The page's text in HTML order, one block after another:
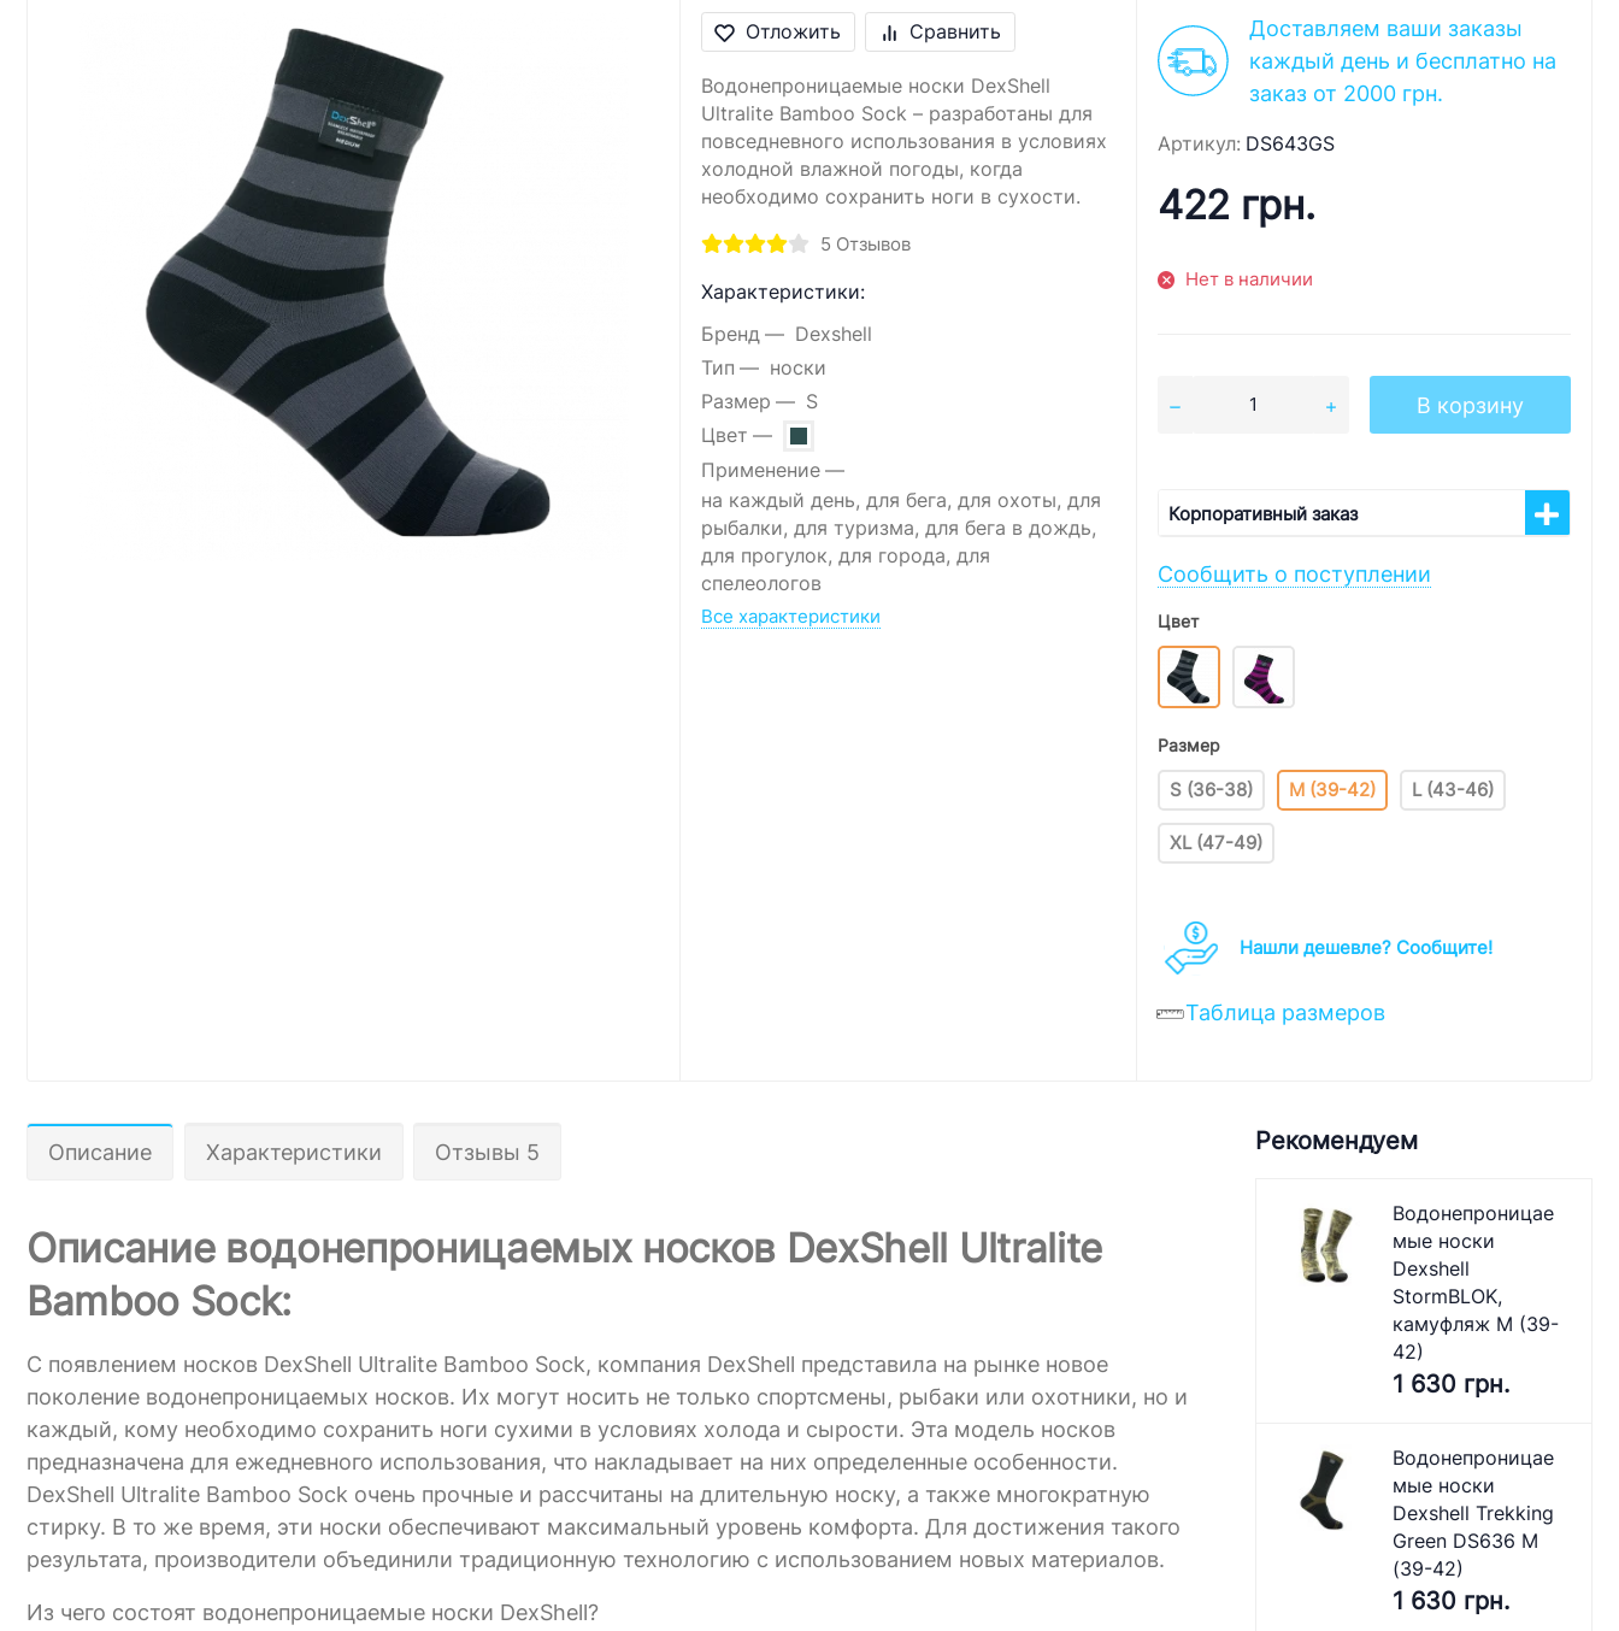
Отложить Сравнить
Водонепроницаемые носки DexShell
Ultralite Bamboo Sock – разработаны для
повседневного использования в условиях
холодной влажной погоды, когда
необходимо сохранить ноги в сухости.
5 Отзывов
Характеристики:
Бренд
Dexshell
Тип
носки
Размер
S
Цвет
Применение
на каждый день, для бега, для охоты, для
рыбалки, для туризма, для бега в дождь,
для прогулок, для города, для
спелеологов
Все характеристики
Доставляем ваши заказы
каждый день и бесплатно на
заказ от 2000 грн.
Артикул: DS643GS
422 грн.
Нет в наличии
В корзину
Корпоративный заказ
Сообщить о поступлении
Цвет
Размер
S (36-38) M (39-42) L (43-46)
XL (47-49)
Нашли дешевле? Cообщите!
Таблица размеров
Описание Характеристики Отзывы 5
Описание водонепроницаемых носков DexShell Ultralite
Bamboo Sock:
С появлением носков DexShell Ultralite Bamboo Sock, компания DexShell представила на рынке новое
поколение водонепроницаемых носков. Их могут носить не только спортсмены, рыбаки или охотники, но и
каждый, кому необходимо сохранить ноги сухими в условиях холода и сырости. Эта модель носков
предназначена для ежедневного использования, что накладывает на них определенные особенности.
DexShell Ultralite Bamboo Sock очень прочные и рассчитаны на длительную носку, а также многократную
стирку. В то же время, эти носки обеспечивают максимальный уровень комфорта. Для достижения такого
результата, производители объединили традиционную технологию с использованием новых материалов.
Из чего состоят водонепроницаемые носки DexShell?
Рекомендуем
Водонепроницае
мые носки
Dexshell
StormBLOK,
камуфляж M (39-
42)
1 630 грн.
Водонепроницае
мые носки
Dexshell Trekking
Green DS636 M
(39-42)
1 630 грн.
Введите правильный